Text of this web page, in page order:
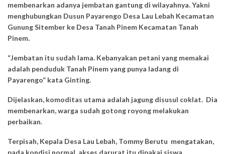
membenarkan adanya jembatan gantung di wilayahnya. Yakni
menghubungkan Dusun Payarengo Desa Lau Lebah Kecamatan
Gunung Sitember ke Desa Tanah Pinem Kecamatan Tanah
Pinem.
“Jembatan itu sudah lama. Kebanyakan petani yang memakai
adalah penduduk Tanah Pinem yang punya ladang di
Payarengo” kata Ginting.
Dijelaskan, komoditas utama adalah jagung disusul coklat. Dia
membenarkan, warga sudah gotong royong melakukan
perbaikan.
Terpisah, Kepala Desa Lau Lebah, Tommy Berutu mengatakan,
pada kondisi normal, akses darurat itu dipakai siswa